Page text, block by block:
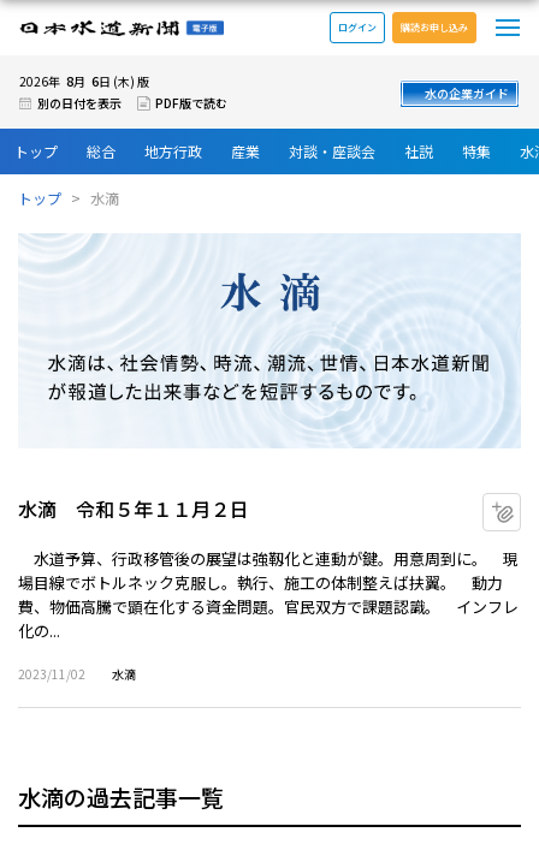
日本水道新聞 電子版
ログイン 購読お申し込み
2026年 8月 6日 (木) 版
別の日付を表示
PDF版で読む
水の企業ガイド
トップ 総合 地方行政 産業 対談・座談会 社説 特集 水
トップ 水滴
水滴 令和５年１１月２日
水道予算、行政移管後の展望は強靱化と連動が鍵。用意周到に。 現
場目線でボトルネック克服し。執行、施工の体制整えば扶翼。 動力
費、物価高騰で顕在化する資金問題。官民双方で課題認識。 インフレ
化の...
2023/11/02 水滴
水滴の過去記事一覧